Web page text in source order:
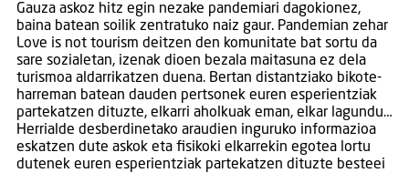
Gauza askoz hitz egin nezake pandemiari dagokionez,
baina batean soilik zentratuko naiz gaur. Pandemian zehar
Love is not tourism deitzen den komunitate bat sortu da
sare sozialetan, izenak dioen bezala maitasuna ez dela
turismoa aldarrikatzen duena. Bertan distantziako bikote-
harreman batean dauden pertsonek euren esperientziak
partekatzen dituzte, elkarri aholkuak eman, elkar lagundu…
Herrialde desberdinetako araudien inguruko informazioa
eskatzen dute askok eta fisikoki elkarrekin egotea lortu
dutenek euren esperientziak partekatzen dituzte besteei